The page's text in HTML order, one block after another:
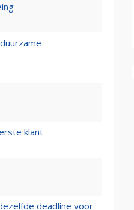
klant
deadline voor